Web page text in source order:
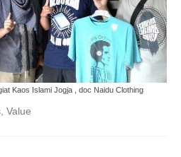
Kaos Islami Jogja , doc Naidu Clothing
, Value